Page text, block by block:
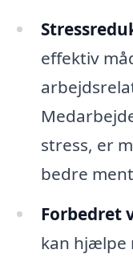
effektiv
stress, er
bedre
Forbedret
kan hjælpe